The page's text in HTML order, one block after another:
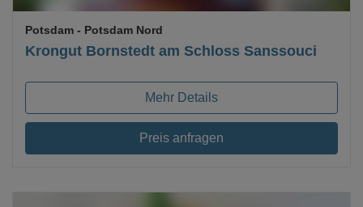
Krongut Bornstedt am Schloss Sanssouci
Potsdam - Potsdam Nord
Mehr Details
Preis anfragen